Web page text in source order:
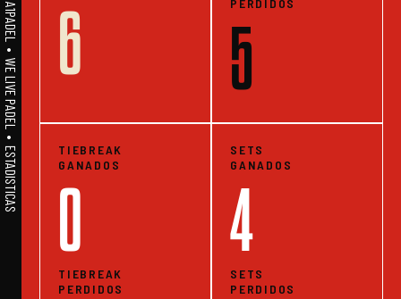
A1PADEL • WE LIVE PADEL • ESTADISTICAS 6 5
TIEBREAK
GANADOS
0
TIEBREAK
PERDIDOS
SETS
GANADOS
4
SETS
PERDIDOS